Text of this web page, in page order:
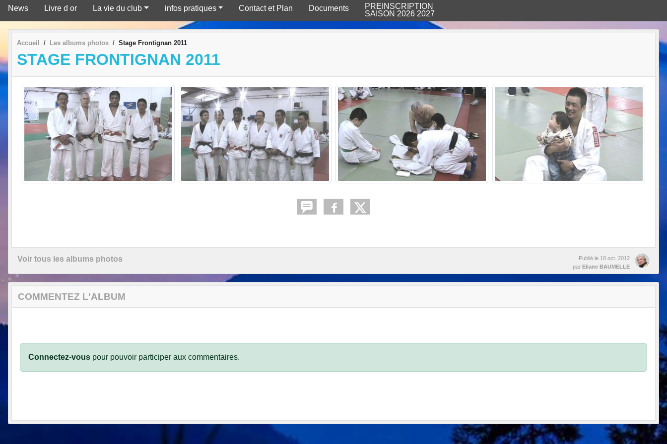
News Livre d or La vie du club infos pratiques Contact et Plan Documents
PREINSCRIPTION
SAISON 2026 2027
Accueil Les albums photos Stage Frontignan 2011
STAGE FRONTIGNAN 2011
Voir tous les albums photos Publié le 18 oct. 2012
par Eliane BAUMELLE
COMMENTEZ L'ALBUM
Connectez-vous pour pouvoir participer aux commentaires.